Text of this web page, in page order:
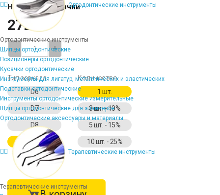
Ортодонтические инструменты
Ортодонтические инструменты
Щипцы ортодонтические
Позиционеры ортодонтические
Кусачки ортодонтические
Инструменты для лигатур, металлических и эластических
Подставки ортодонтические
Инструменты ортодонтические измерительные
Щипцы ортодонтические для элайнеров
Ортодонтические аксессуары и материалы
Терапевтические инструменты
Терапевтические инструменты
Наличие:В наличии
2724 ₽
- +
Тип зеркала
D6
D7
D8
D9
Количество
1 шт.
3 шт. - 10%
5 шт. - 15%
10 шт. - 25%